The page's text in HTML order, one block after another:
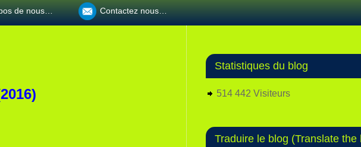
de nous… Contactez nous…
Statistiques du blog
514 442 Visiteurs
Traduire le blog (Translate the